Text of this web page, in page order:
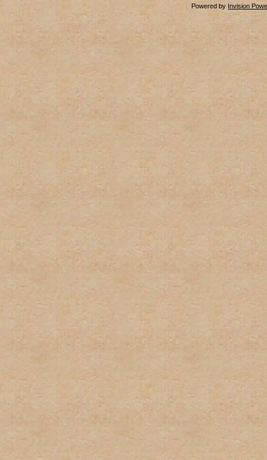
Powered by Invision